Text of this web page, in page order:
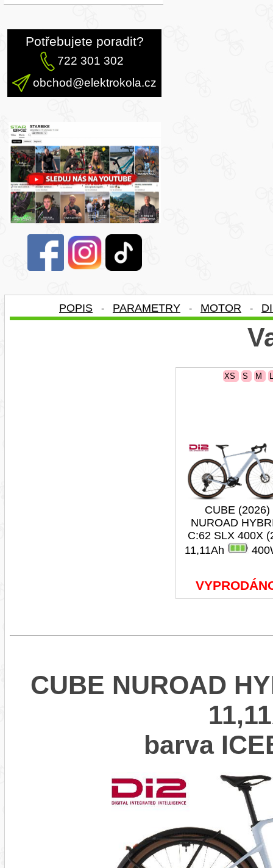
Potřebujete poradit?
722 301 302
obchod@elektrokola.cz
POPIS - PARAMETRY - MOTOR -
XS S M
CUBE (2026)
NUROAD
C:62 SLX 400X
11,11Ah
CUBE NUROAD
barva